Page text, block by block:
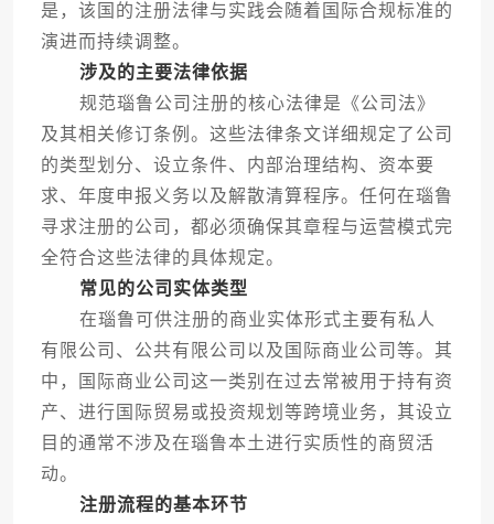
是，该国的注册法律与实践会随着国际合规标准的
演进而持续调整。
涉及的主要法律依据
规范瑙鲁公司注册的核心法律是《公司法》
及其相关修订条例。这些法律条文详细规定了公司
的类型划分、设立条件、内部治理结构、资本要
求、年度申报义务以及解散清算程序。任何在瑙鲁
寻求注册的公司，都必须确保其章程与运营模式完
全符合这些法律的具体规定。
常见的公司实体类型
在瑙鲁可供注册的商业实体形式主要有私人
有限公司、公共有限公司以及国际商业公司等。其
中，国际商业公司这一类别在过去常被用于持有资
产、进行国际贸易或投资规划等跨境业务，其设立
目的通常不涉及在瑙鲁本土进行实质性的商贸活
动。
注册流程的基本环节